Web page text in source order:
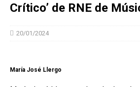
Crítico’ de RNE de
20/01/2024
María José Llergo